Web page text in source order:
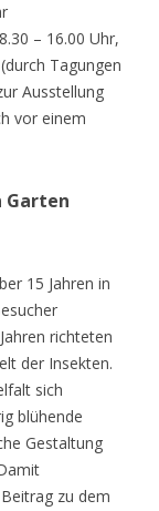
– 16.00 Uhr,
Tagungen
Ausstellung
vor einem
15 Jahren in
richteten
der Insekten.
sich
blühende
Gestaltung
zu dem